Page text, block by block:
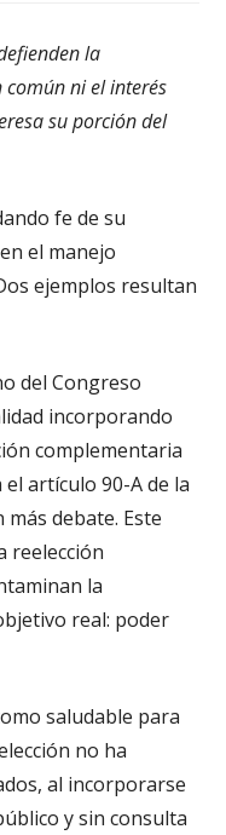
la
ni el interés
su porción del
fe de su
el manejo
ejemplos resultan
del Congreso
incorporando
complementaria
artículo 90-A de la
debate. Este
reelección
la
real: poder
saludable para
no ha
al incorporarse
y sin consulta